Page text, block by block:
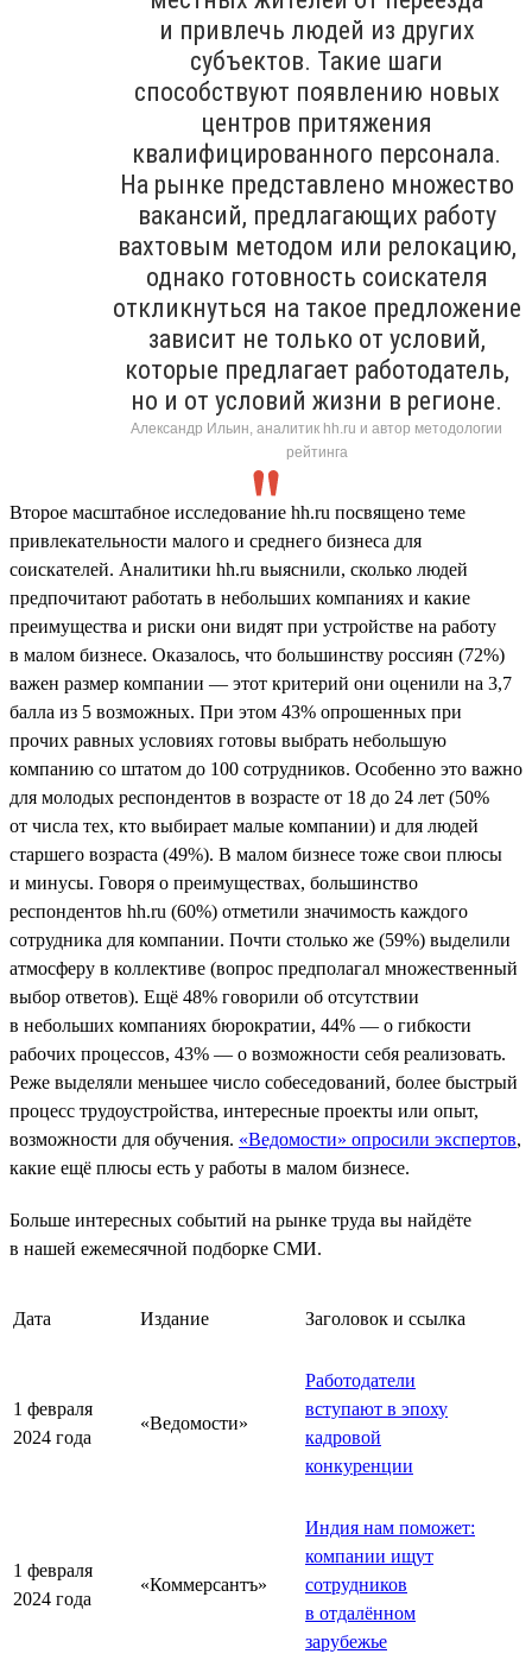
и привлечь людей из других
субъектов. Такие шаги
способствуют появлению новых
центров притяжения
квалифицированного персонала.
На рынке представлено множество
вакансий, предлагающих работу
вахтовым методом или релокацию,
однако готовность соискателя
откликнуться на такое предложение
зависит не только от условий,
которые предлагает работодатель,
но и от условий жизни в регионе.
Александр Ильин, аналитик hh.ru и автор методологии
рейтинга
Второе масштабное исследование hh.ru посвящено теме
привлекательности малого и среднего бизнеса для
соискателей. Аналитики hh.ru выяснили, сколько людей
предпочитают работать в небольших компаниях и какие
преимущества и риски они видят при устройстве на работу
в малом бизнесе. Оказалось, что большинству россиян (72%)
важен размер компании — этот критерий они оценили на 3,7
балла из 5 возможных. При этом 43% опрошенных при
прочих равных условиях готовы выбрать небольшую
компанию со штатом до 100 сотрудников. Особенно это важно
для молодых респондентов в возрасте от 18 до 24 лет (50%
от числа тех, кто выбирает малые компании) и для людей
старшего возраста (49%). В малом бизнесе тоже свои плюсы
и минусы. Говоря о преимуществах, большинство
респондентов hh.ru (60%) отметили значимость каждого
сотрудника для компании. Почти столько же (59%) выделили
атмосферу в коллективе (вопрос предполагал множественный
выбор ответов). Ещё 48% говорили об отсутствии
в небольших компаниях бюрократии, 44% — о гибкости
рабочих процессов, 43% — о возможности себя реализовать.
Реже выделяли меньшее число собеседований, более быстрый
процесс трудоустройства, интересные проекты или опыт,
возможности для обучения. «Ведомости» опросили экспертов,
какие ещё плюсы есть у работы в малом бизнесе.
Больше интересных событий на рынке труда вы найдёте
в нашей ежемесячной подборке СМИ.
Дата Издание Заголовок и ссылка
1 февраля
2024 года
«Ведомости»
Работодатели
вступают в эпоху
кадровой
конкуренции
1 февраля
2024 года
«Коммерсантъ»
Индия нам поможет:
компании ищут
сотрудников
в отдалённом
зарубежье